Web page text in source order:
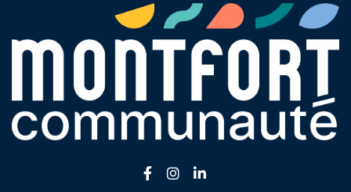
Lien vers le compte Facebook
Lien vers le compte
Lien vers le compte